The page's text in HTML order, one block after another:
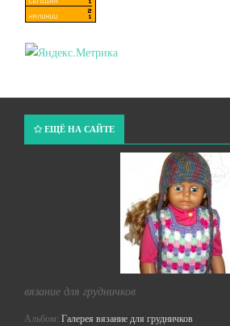
ЕЩЁ НА САЙТЕ
вязание для грудничков
Альбом: Галерея вязание для грудничков